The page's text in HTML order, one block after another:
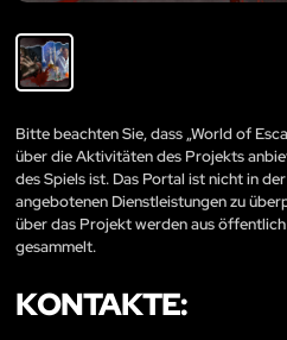
Bitte beachten Sie, dass „World of
über die Aktivitäten des Projekts
des Spiels ist. Das Portal ist nicht in
angebotenen Dienstleistungen zu
über das Projekt werden aus
gesammelt.
KONTAKTE: